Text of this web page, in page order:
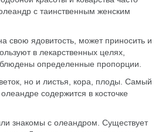
с таинственным женским
свою ядовитость, может приносить и
в лекарственных целях,
определенные пропорции.
но и листья, кора, плоды. Самый
содержится в косточке
знакомы с олеандром. Существует